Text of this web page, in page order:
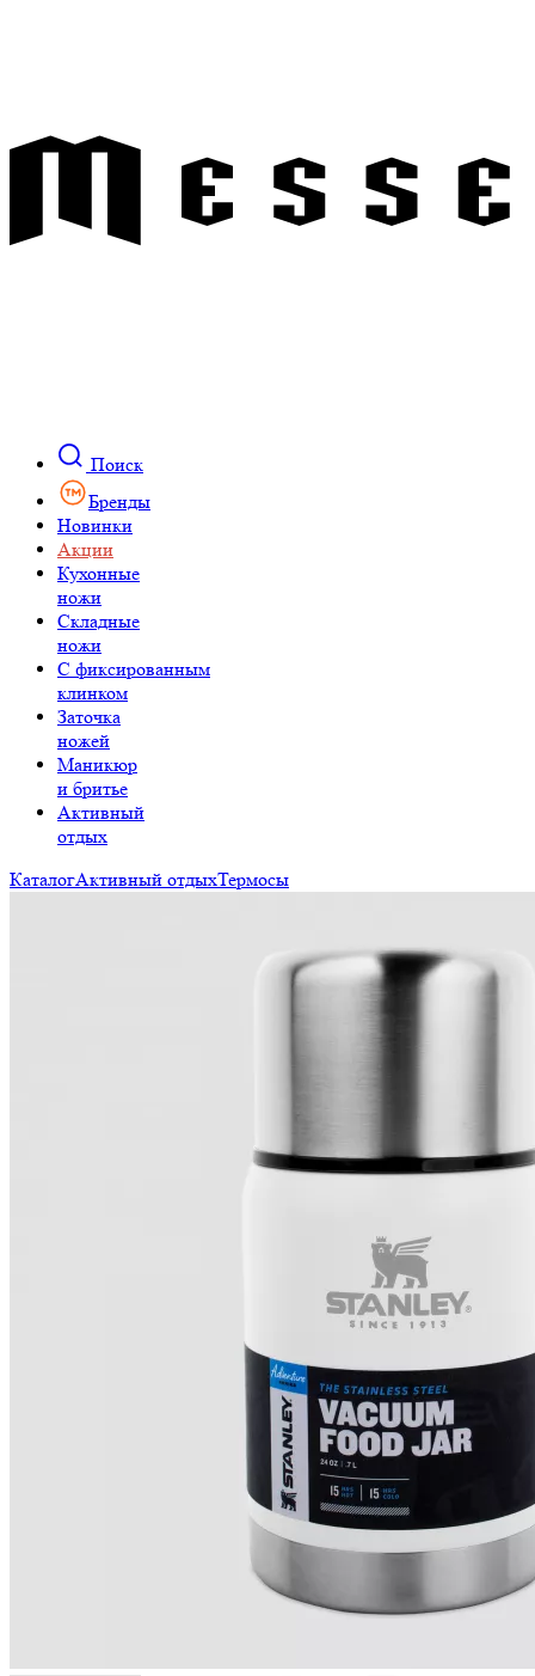
Поиск
Бренды
Новинки
Акции
Кухонные
ножи
Складные
ножи
C фиксированным
клинком
Заточка
ножей
Маникюр
и бритье
Активный
отдых
КаталогАктивный отдыхТермосы